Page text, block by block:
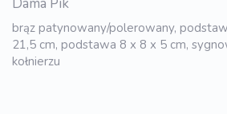
Dama Pik
brąz patynowany/polerowany,
21,5 cm, podstawa 8 x 8 x 5 cm,
kołnierzu